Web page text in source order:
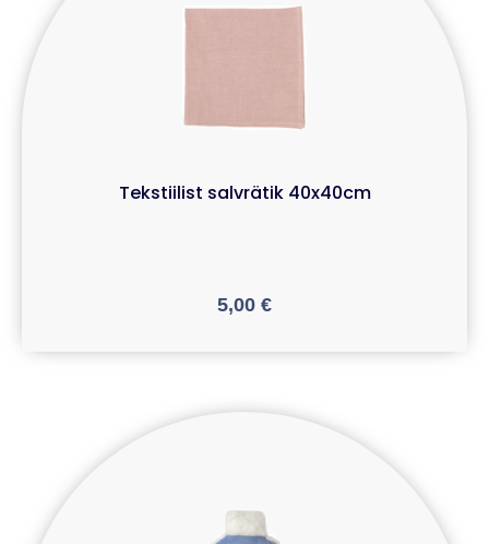
Tekstiilist salvrätik 40x40cm
5,00 €